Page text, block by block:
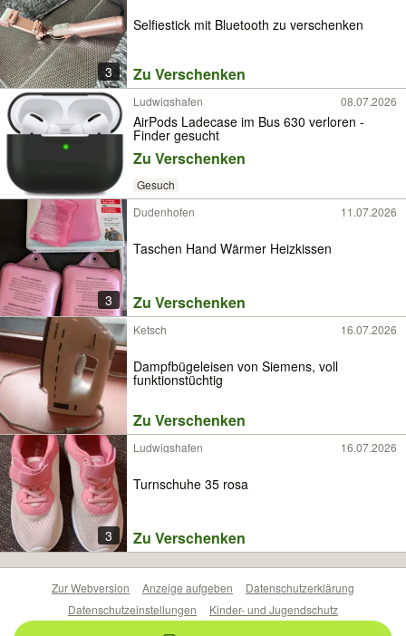
3
Selfiestick mit Bluetooth zu verschenken
Zu Verschenken
Ludwigshafen 08.07.2026
AirPods Ladecase im Bus 630 verloren -
Finder gesucht
Zu Verschenken
Gesuch
3
Dudenhofen 11.07.2026
Taschen Hand Wärmer Heizkissen
Zu Verschenken
Ketsch 16.07.2026
Dampfbügeleisen von Siemens, voll
funktionstüchtig
Zu Verschenken
3
Ludwigshafen 16.07.2026
Turnschuhe 35 rosa
Zu Verschenken
Zur Webversion Anzeige aufgeben
Datenschutzerklärung
Datenschutzeinstellungen
Kinder- und Jugendschutz
Barrierefreiheitserklärung